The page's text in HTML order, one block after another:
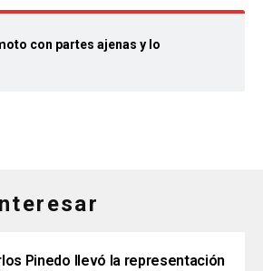
con partes ajenas y lo
Pinedo llevó la representación